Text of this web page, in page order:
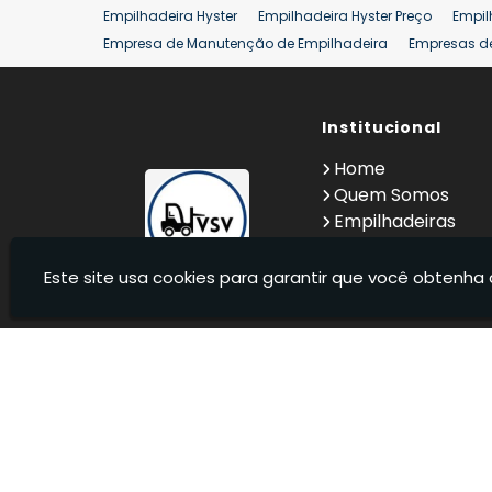
Empilhadeira Hyster
Empilhadeira Hyster Preço
Empresa de Manutenção de Empilhadeira
Empresas
Locação Empilhadeira Hyster
Locação Empilhadeira
Comprar Empilhadeira
Locação de Empilhadeira 25 ton
Comprar
Institucional
Home
Quem Somos
Empilhadeiras
Informações
Este site usa cookies para garantir que você obtenha